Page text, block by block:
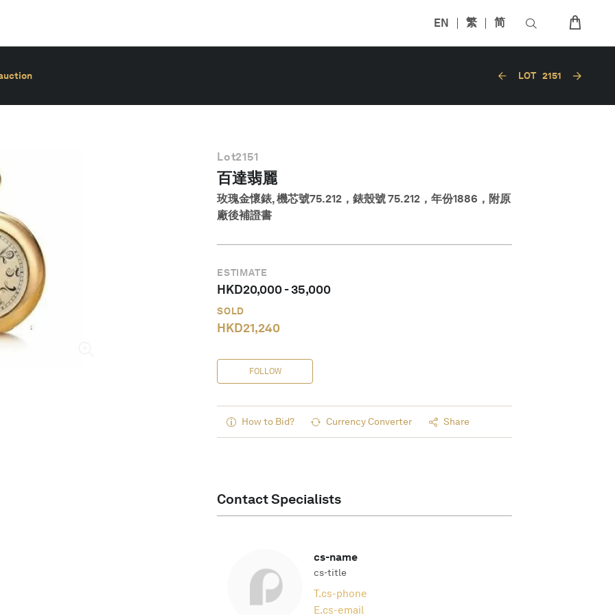
EN 繁 简
LOT 2151
Lot2151
百達翡麗
玫瑰金懷錶, 機芯號75.212，錶殼號 75.212，年份1886，附原
廠後補證書
ESTIMATE
HKD20,000-35,000
SOLD
HKD21,240
FOLLOW
How to Bid? Currency Converter Share
Contact Specialists
cs-name
cs-title
T.cs-phone
E.cs-email